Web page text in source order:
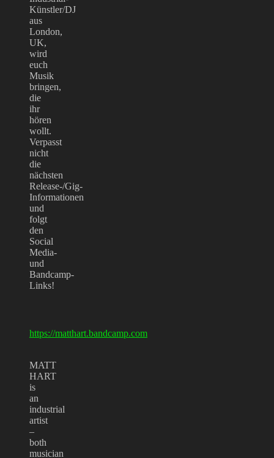
Künstler/DJ
aus
London,
UK,
wird
euch
Musik
bringen,
die
ihr
hören
wollt.
Verpasst
nicht
die
nächsten
Release-/Gig-
Informationen
und
folgt
den
Social
Media-
und
Bandcamp-
Links!
https://matthart.bandcamp.com
MATT
HART
is
an
industrial
artist
–
both
musician